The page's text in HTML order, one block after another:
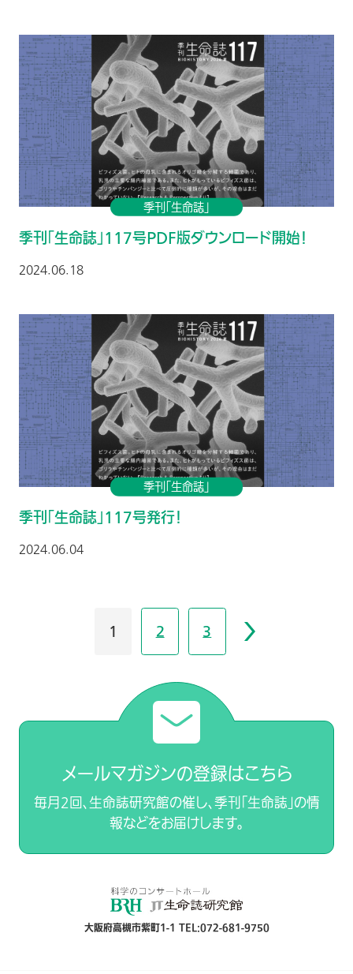
季刊「生命誌」
季刊「生命誌」117号PDF版ダウンロード開始！
2024.06.18
季刊「生命誌」
季刊「生命誌」117号発行！
2024.06.04
1 2 3
メールマガジンの登録はこちら
毎月2回、生命誌研究館の催し、季刊「生命誌」の情
報などをお届けします。
大阪府高槻市紫町1-1 TEL:072-681-9750